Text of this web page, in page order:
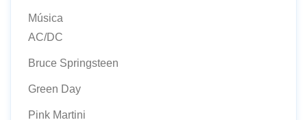
Música
AC/DC
Bruce Springsteen
Green Day
Pink Martini